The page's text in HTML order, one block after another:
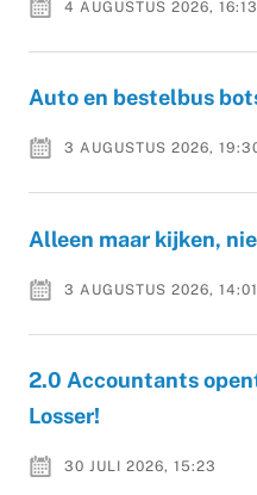
4 AUGUSTUS 2026, 16:13
Auto en bestelbus
3 AUGUSTUS 2026,
Alleen maar kijken,
3 AUGUSTUS 2026, 14:01
2.0 Accountants
Losser!
30 JULI 2026, 15:23